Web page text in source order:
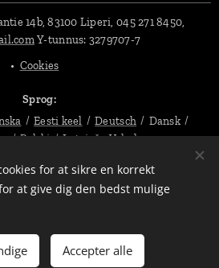
Tilføj til kurven
14b, 83100 Liperi, 045 271 8450,
Y-tunnus: 3279707-7
Cookies
Sprog
Eesti keel Deutsch
Dansk
Polski Latviešu Valoda
Valuta
zł DKK kr USD $ CZK Kč
for at sikre en korrekt
at give dig den bedst mulige
Accepter alle